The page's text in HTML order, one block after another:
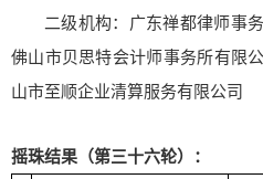
二级机构：广东禅都律师事
佛山市贝思特会计师事务所有限
山市至顺企业清算服务有限公司
摇珠结果（第三十六轮）：